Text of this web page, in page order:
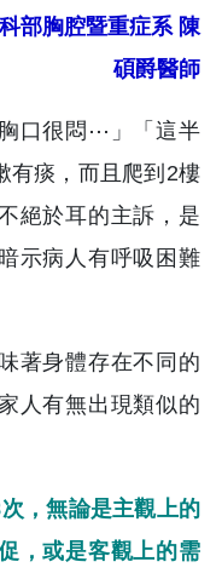
部胸腔暨重症系 陳
碩爵醫師
口很悶⋯」「這半
有痰，而且爬到2樓
絕於耳的主訴，是
示病人有呼吸困難
著身體存在不同的
人有無出現類似的
，無論是主觀上的
，或是客觀上的需